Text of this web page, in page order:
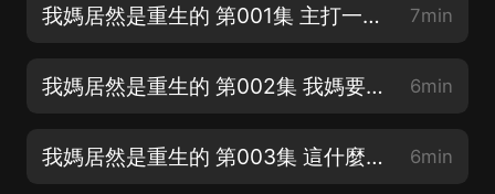
我媽居然是重生的 第001集 主打一個出其不意【新書上線，求訂閱關注】 7min
我媽居然是重生的 第002集 我媽要離婚【超有趣的年代文，媽媽帶我翻身】 6min
我媽居然是重生的 第003集 這什麼綠毛龜啊【歡迎訂閱收聽】 6min